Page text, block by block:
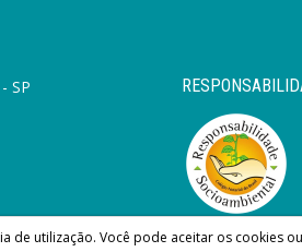
SP
de utilização. Você pode aceitar os cookies